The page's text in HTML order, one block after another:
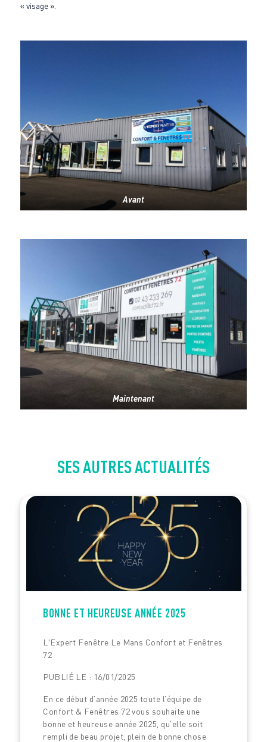
« visage ».
Avant
Maintenant
SES AUTRES ACTUALITÉS
BONNE ET HEUREUSE ANNÉE 2025
L'Expert Fenêtre Le Mans Confort et Fenêtres
72
PUBLIÉ LE : 16/01/2025
En ce début d’année 2025 toute l’équipe de
Confort & Fenêtres 72 vous souhaite une
bonne et heureuse année 2025, qu’elle soit
rempli de beau projet, plein de bonne chose